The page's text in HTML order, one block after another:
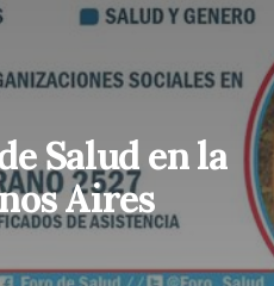
Salud en la
Aires